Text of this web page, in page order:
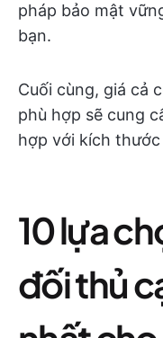
pháp bảo mật
bạn.
Cuối cùng, giá cả
phù hợp sẽ cung
hợp với kích
10 lựa
đối thủ